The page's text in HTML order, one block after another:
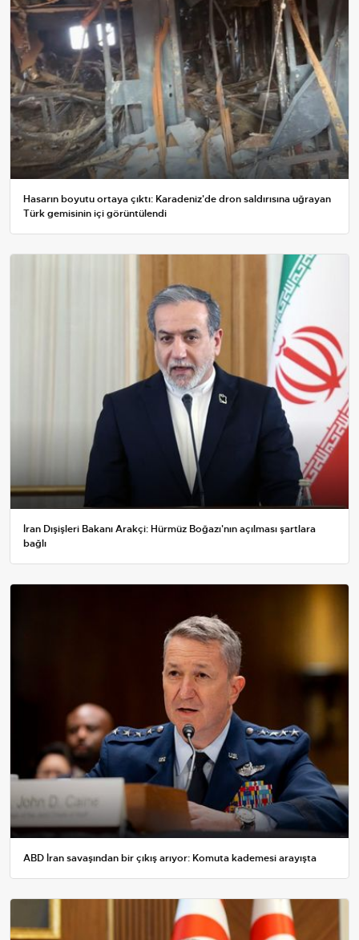
Hasarın boyutu ortaya çıktı: Karadeniz'de dron saldırısına uğrayan
Türk gemisinin içi görüntülendi
İran Dışişleri Bakanı Arakçi: Hürmüz Boğazı'nın açılması şartlara
bağlı
ABD İran savaşından bir çıkış arıyor: Komuta kademesi arayışta